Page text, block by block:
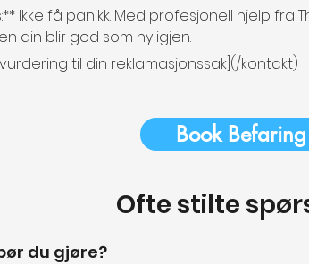
Ikke få panikk. Med profesjonell hjelp fra
din blir god som ny igjen.
til din reklamasjonssak](/kontakt)
Book Befaring
Ofte stilte
du gjøre?